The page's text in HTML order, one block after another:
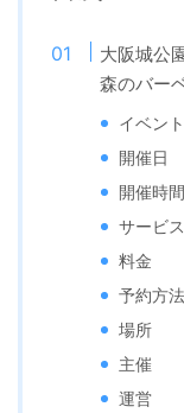
大阪城公
森のバー
イベン
開催日
開催時間
サービ
料金
予約方法
場所
主催
運営